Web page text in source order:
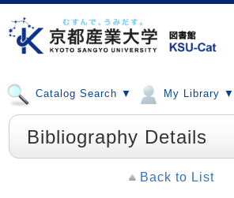
Catalog Search ▼ My Library ▼
Bibliography Details
Back to List